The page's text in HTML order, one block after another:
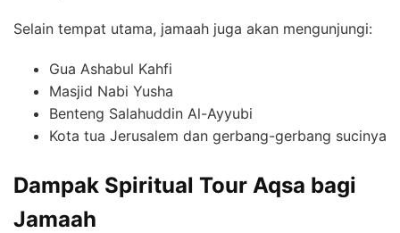
Selain tempat utama, jamaah juga akan mengunjungi:
Gua Ashabul Kahfi
Masjid Nabi Yusha
Benteng Salahuddin Al-Ayyubi
Kota tua Jerusalem dan gerbang-gerbang sucinya
Dampak Spiritual Tour Aqsa bagi
Jamaah